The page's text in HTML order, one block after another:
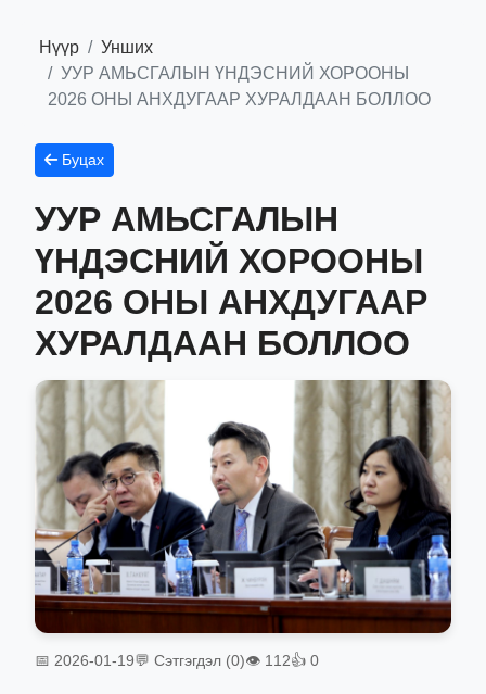
Нүүр
Унших
УУР АМЬСГАЛЫН ҮНДЭСНИЙ ХОРООНЫ
2026 ОНЫ АНХДУГААР ХУРАЛДААН БОЛЛОО
Буцах
УУР АМЬСГАЛЫН
ҮНДЭСНИЙ ХОРООНЫ
2026 ОНЫ АНХДУГААР
ХУРАЛДААН БОЛЛОО
📅 2026-01-19💬 Сэтгэгдэл (0)👁 112👍 0